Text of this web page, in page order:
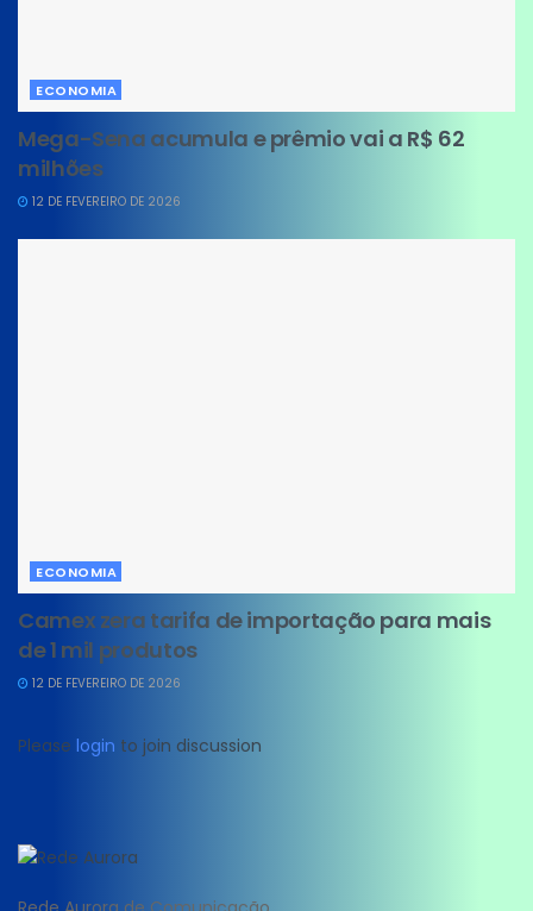
ECONOMIA
Mega-Sena acumula e prêmio vai a R$ 62
milhões
12 DE FEVEREIRO DE 2026
ECONOMIA
Camex zera tarifa de importação para mais
de 1 mil produtos
12 DE FEVEREIRO DE 2026
Please login to join discussion